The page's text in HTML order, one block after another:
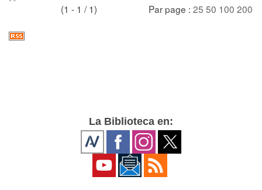
(1 - 1 / 1) Par page : 25 50 100 200
La Biblioteca en: